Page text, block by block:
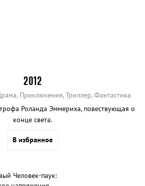
2012
Приключения, Триллер, Фантастика
Роланда Эммериха, повествующая о
конце света.
В избранное